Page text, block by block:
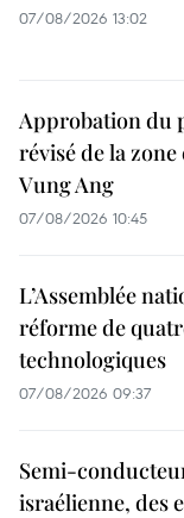
07/08/2026 13:02
Approbation du
révisé de la
Vung Ang
07/08/2026 10:45
L’Assemblée
réforme de
technologiques
07/08/2026 09:37
Semi-
israélienne, des